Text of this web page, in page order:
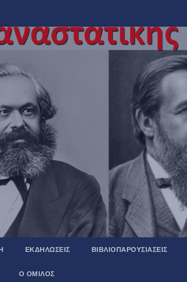
ΕΚΔΗΛΏΣΕΙΣ ΒΙΒΛΙΟΠΑΡΟΥΣΙΆΣΕΙΣ
Ο ΌΜΙΛΟΣ